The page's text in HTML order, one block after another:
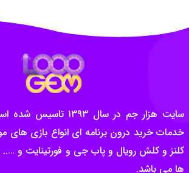
سایت هزار جم در سال
خدمات خرید درون برنامه ای انواع بازی های
کلنز و کلش رویال و پاب جی و فورتینایت و
ها می باشد.